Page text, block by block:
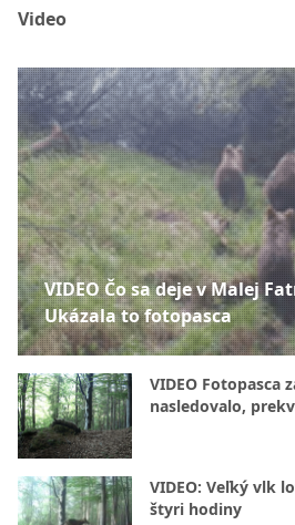
Video
VIDEO Čo sa deje v Malej
Ukázala to fotopasca
VIDEO Fotopasca
nasledovalo,
VIDEO: Veľký vlk
štyri hodiny